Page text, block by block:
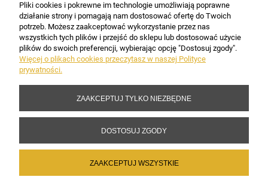
INFORMACJE
Copyright 2017-2026 Sakramento.pl
Pliki cookies i pokrewne im technologie umożliwiają poprawne
działanie strony i pomagają nam dostosować ofertę do Twoich
potrzeb. Możesz zaakceptować wykorzystanie przez nas
wszystkich tych plików i przejść do sklepu lub dostosować użycie
plików do swoich preferencji, wybierając opcję "Dostosuj zgody".
Więcej o plikach cookies przeczytasz w naszej Polityce
prywatności.
ZAAKCEPTUJ TYLKO NIEZBĘDNE
DOSTOSUJ ZGODY
ZAAKCEPTUJ WSZYSTKIE